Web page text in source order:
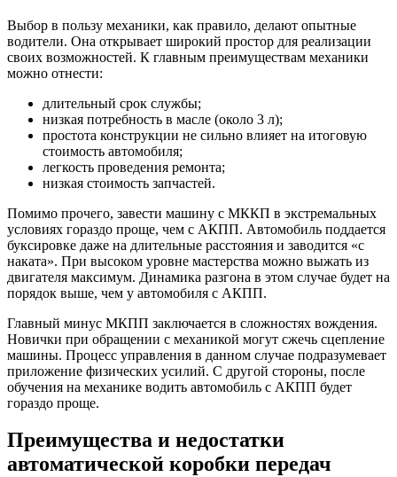
Выбор в пользу механики, как правило, делают опытные
водители. Она открывает широкий простор для реализации
своих возможностей. К главным преимуществам механики
можно отнести:
длительный срок службы;
низкая потребность в масле (около 3 л);
простота конструкции не сильно влияет на итоговую
стоимость автомобиля;
легкость проведения ремонта;
низкая стоимость запчастей.
Помимо прочего, завести машину с МККП в экстремальных
условиях гораздо проще, чем с АКПП. Автомобиль поддается
буксировке даже на длительные расстояния и заводится «с
наката». При высоком уровне мастерства можно выжать из
двигателя максимум. Динамика разгона в этом случае будет на
порядок выше, чем у автомобиля с АКПП.
Главный минус МКПП заключается в сложностях вождения.
Новички при обращении с механикой могут сжечь сцепление
машины. Процесс управления в данном случае подразумевает
приложение физических усилий. С другой стороны, после
обучения на механике водить автомобиль с АКПП будет
гораздо проще.
Преимущества и недостатки
автоматической коробки передач